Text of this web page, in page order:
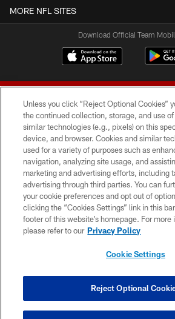
MORE NFL SITES
Download Official Team
© 2026 Forty Niners Football
TERMS AND
PRIVACY POLICY
ACCESSIBILITY
CONTACT US
COOKIE SETTINGS
Unless you click “Reject Optional Cookies”
the continued collection, storage, and use
similar technologies (e.g., pixels) on this
device, and browser. Cookies and similar
used for a variety of purposes such as
navigation, analyzing site usage, and
marketing and advertising efforts, including
advertising through third parties. You can
your cookie preferences and opt out of
clicking the “Cookies Settings” link in this
footer of this website’s homepage. For more
please refer to our Privacy Policy
Cookie Settings
Reject Optional